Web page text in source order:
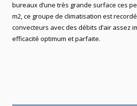
bureaux d’une très grande surface ces
m2, ce groupe de climatisation est
convecteurs avec des débits d’air assez
efficacité optimum et parfaite.